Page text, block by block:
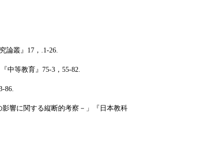
論叢 』 17，.1-26.
『中等教育 』 75-3 ， 55-82
86.
響に関する縦断的考察 － 」『日本教科